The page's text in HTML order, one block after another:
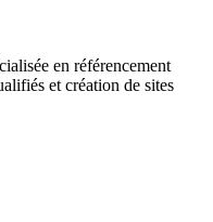
en référencement
et création de sites